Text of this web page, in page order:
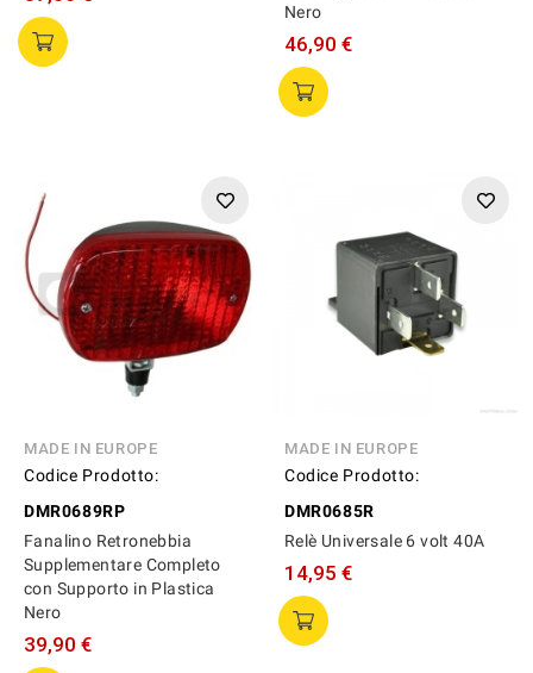
Nero
46,90 €
MADE IN EUROPE
Codice Prodotto:
DMR0689RP
Fanalino Retronebbia
Supplementare Completo
con Supporto in Plastica
Nero
39,90 €
MADE IN EUROPE
Codice Prodotto:
DMR0685R
Relè Universale 6 volt 40A
14,95 €